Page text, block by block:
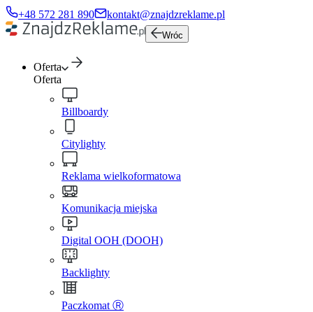
+48 572 281 890 kontakt@znajdzreklame.pl
Wróc
Oferta
Oferta
Billboardy
Citylighty
Reklama wielkoformatowa
Komunikacja miejska
Digital OOH (DOOH)
Backlighty
Paczkomat Ⓡ